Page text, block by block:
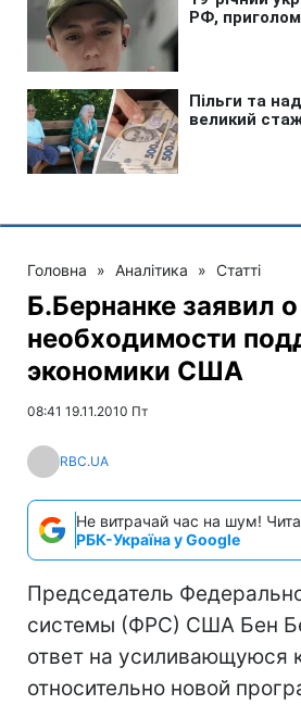
Головна » Аналітика » Статті
Б.Бернанке заявил о
необходимости
экономики CША
08:41 19.11.2010 Пт
RBC.UA
Не витрачай час на шум!
РБК-Україна у Google
Председатель
системы (ФРС) США Бен
ответ на усиливающуюся
относительно новой